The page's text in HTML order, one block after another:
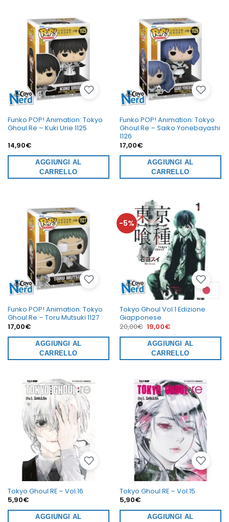
Funko POP! Animation: Tokyo
Ghoul:Re – Kuki Urie 1125
14,90€
AGGIUNGI AL
CARRELLO
Funko POP! Animation: Tokyo
Ghoul:Re – Saiko Yonebayashi
1126
17,00€
AGGIUNGI AL
CARRELLO
Funko POP! Animation: Tokyo
Ghoul:Re – Toru Mutsuki 1127
17,00€
AGGIUNGI AL
CARRELLO
-5%
Tokyo Ghoul Vol.1 Edizione
Giapponese
20,00€ Il
prezzo
originale
era:
20,00€.
19,00€Il
prezzo
attuale
è:
19,00€.
AGGIUNGI AL
CARRELLO
Tokyo Ghoul:RE – Vol.16
5,90€
AGGIUNGI AL
Tokyo Ghoul:RE – Vol.15
5,90€
AGGIUNGI AL